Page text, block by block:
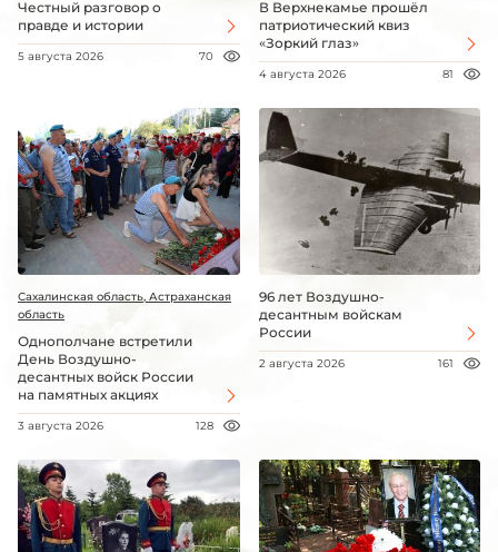
Честный разговор о
правде и истории
5 августа 2026 70
В Верхнекамье прошёл
патриотический квиз
«Зоркий глаз»
4 августа 2026 81
Сахалинская область, Астраханская
область
Однополчане встретили
День Воздушно-
десантных войск России
на памятных акциях
3 августа 2026 128
96 лет Воздушно-
десантным войскам
России
2 августа 2026 161